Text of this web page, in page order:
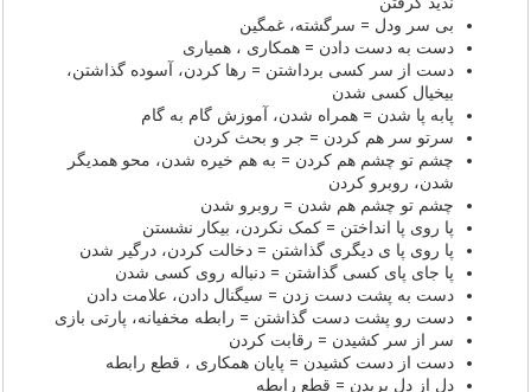
بی سر ودل = سرگشته، غمگین
دست به دست دادن = همکاری ، همیاری
دست از سر کسی برداشتن = رها کردن، آسوده گذاشتن،
بیخیال کسی شدن
پابه پا شدن = همراه شدن، آموزش گام به گام
سرتو سر هم کردن = جر و بحث کردن
چشم تو چشم هم کردن = به هم خیره شدن، محو همدیگر
شدن، روبرو کردن
چشم تو چشم هم شدن = روبرو شدن
پا روی پا انداختن = کمک نکردن، بیکار نشستن
پا روی پا ی دیگری گذاشتن = دخالت کردن، درگیر شدن
پا جای پای کسی گذاشتن = دنباله روی کسی شدن
دست به پشت دست زدن = سیگنال دادن، علامت دادن
دست رو پشت دست گذاشتن = رابطه مخفیانه، پارتی بازی
سر از سر کشیدن = رقابت کردن
دست از دست کشیدن = پایان همکاری ، قطع رابطه
دل از دل بریدن = قطع رابطه